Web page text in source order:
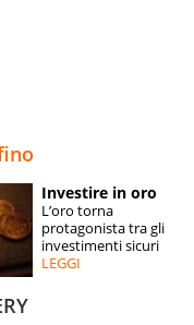
ESPERTI
CONTATTI
Investire in oro
L’oro torna
protagonista tra gli
investimenti sicuri
LEGGI